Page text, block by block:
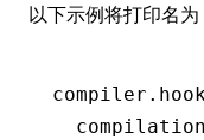
以下示例将打印名为
compiler .
  compilation